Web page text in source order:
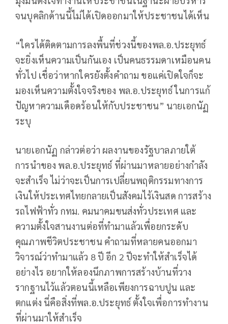
จนบุคลิกด้านนี้ไม่ได้เปิดออกมาให้ประชาชนได้เห็น
“ใครได้ติดตามการลงพื้นที่ช่วงนี้ของพล.อ.ประยุทธ์
จะยิ่งเห็นความเป็นกันเอง เป็นคนธรรมดาเหมือนคน
ทั่วไป เชื่อว่าหากใครยังตั้งคำถาม ขอแค่เปิดใจก็จะ
มองเห็นความตั้งใจจริงของ พล.อ.ประยุทธ์ ในการแก้
ปัญหาความเดือดร้อนให้กับประชาชน” นายเอกนัฏ
ระบุ
นายเอกนัฏ กล่าวต่อว่า ผลงานของรัฐบาลภายใต้
การนำของ พล.อ.ประยุทธ์ ที่ผ่านมาหลายอย่างกำลัง
จะสำเร็จ ไม่ว่าจะเป็นการเปลี่ยนพฤติกรรมทางการ
เงินให้ประเทศไทยกลายเป็นสังคมไร้เงินสด การสร้าง
รถไฟฟ้าทั่ว กทม. คมนาคมขนส่งทั่วประเทศ และ
ความตั้งใจสานงานต่อที่ทำมาแล้วเพื่อยกระดับ
คุณภาพชีวิตประชาชน คำถามที่หลายคนออกมา
วิจารณ์ว่าทำมาแล้ว 8 ปี อีก 2 ปีจะทำให้สำเร็จได้
อย่างไร อยากให้ลองนึกภาพการสร้างบ้านที่วาง
รากฐานไว้แล้วตอนนี้เหลือเพียงการฉาบปูน และ
ตกแต่ง นี่คือสิ่งที่พล.อ.ประยุทธ์ ตั้งใจเพื่อการทำงาน
ที่ผ่านมาให้สำเร็จ